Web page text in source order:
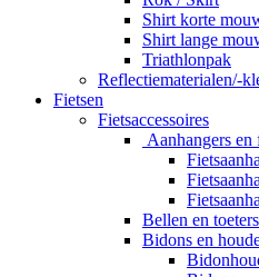
Shirt korte
Shirt lange
Triathlonpak
Reflectiematerialen/-
Fietsen
Fietsaccessoires
Aanhangers en
Bellen en toeters
Bidons en